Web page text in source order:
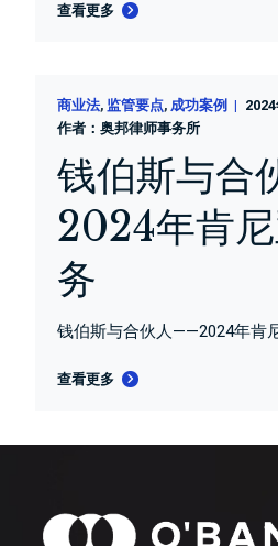
查看更多
商业法 监管要点 成功案例
作者：奥邦律师事务所
钱伯斯与
2024年肯
务
钱伯斯与合伙人——2024年肯
查看更多